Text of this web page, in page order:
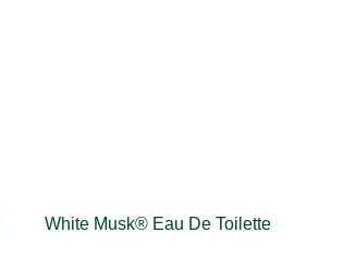
White Musk® Eau De Toilette